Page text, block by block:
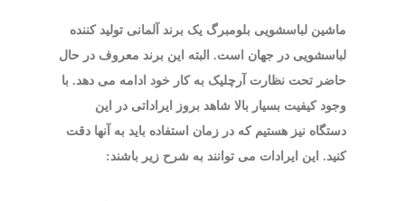
ماشین لباسشویی بلومبرگ یک برند آلمانی تولید کننده
لباسشویی در جهان است. البته این برند معروف در حال
حاضر تحت نظارت آرچلیک به کار خود ادامه می دهد. با
وجود کیفیت بسیار بالا شاهد بروز ایراداتی در این
دستگاه نیز هستیم که در زمان استفاده باید به آنها دقت
کنید. این ایرادات می توانند به شرح زیر باشند: